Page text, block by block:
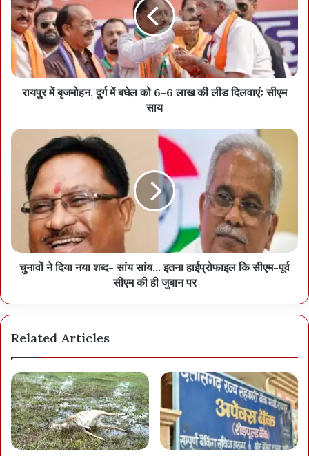
सौम्या की जमानत पर कल फैसला, ईडी ने कोर्ट में जमा करवाए दस्तावेज
इधर, कोयला घोटाले में सौम्या की जमानत अर्जी पर सुनवाई रायपुर की विशेष
अदालत में 16 अप्रैल यानी मंगलवार को होगी। सौम्या की जमानत 5 माह पहले
सुप्रीम कोर्ट से खारिज हुई थी। उसके बाद सौम्या के वकीलों ने रायपुर में नए
ग्राउंड के साथ जमानत अर्जी लगाई है। कोर्ट ने जमानत पर सुनवाई के बाद ईडी
से जरूरी दस्तावेज तलब किए थे। सूत्रों के अनुसार ईडी ने ये दस्तावेज कोर्ट में
जमा कर दिए हैं। कोयला घोटाले में फिलहाल सौम्या के अलावा कारोबारी सूर्यकांत
तिवारी के आलावा आईएएस समीर बिश्नोई और आईएएस रानू साहू भी जेल में हैं।
रायपुर में बृजमोहन, दुर्ग में बघेल को 6-6 लाख की लीड दिलवाएंः सीएम
साय
चुनावों ने दिया नया शब्द- सांय सांय... इतना हाईप्रोफाइल कि सीएम-पूर्व
सीएम की ही जुबान पर
Related Articles